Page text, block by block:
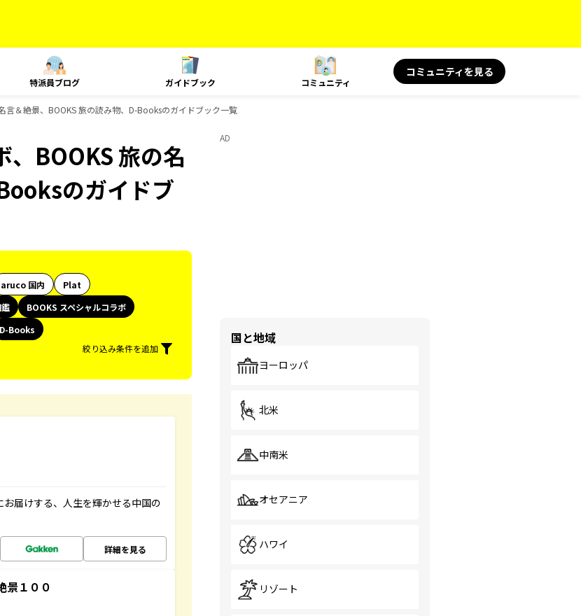
特派員ブログ ガイドブック コミュニティ
コミュニティを見る
言＆絶景、BOOKS 旅の読み物、D-Booksのガイドブック一覧
、BOOKS 旅の名
のガイドブ
aruco 国内
Plat
BOOKS スペシャルコラボ
D-Books
絞り込み条件を追加
届けする、人生を輝かせる中国の
詳細を見る
景１００
AD
国と地域
ヨーロッパ
北米
中南米
オセアニア
ハワイ
リゾート